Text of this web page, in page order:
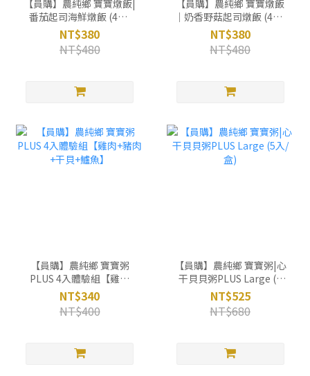
【員購】農純鄉 寶寶燉飯|
番茄起司海鮮燉飯 (4入/
盒)
NT$380
NT$480
【員購】農純鄉 寶寶燉飯
｜奶香野菇起司燉飯 (4入/
盒)
NT$380
NT$480
【員購】農純鄉 寶寶粥
PLUS 4入體驗組【雞肉
+豬肉+干貝+鱸魚】
NT$340
NT$400
【員購】農純鄉 寶寶粥|心
干貝貝粥PLUS Large (5
入/盒)
NT$525
NT$680